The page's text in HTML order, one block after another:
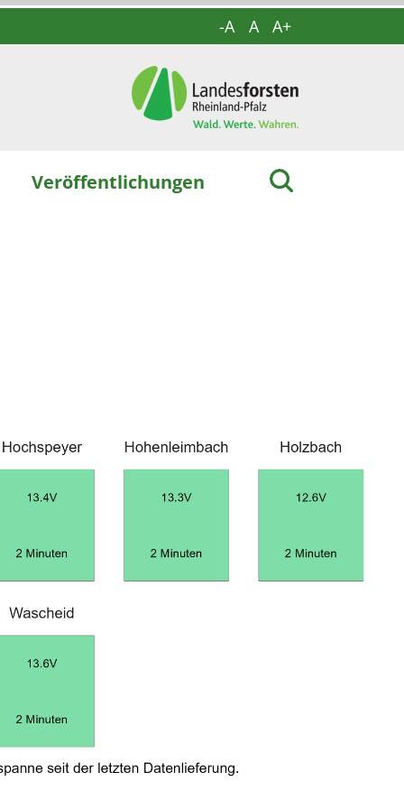
-A A A+
Veröffentlichungen